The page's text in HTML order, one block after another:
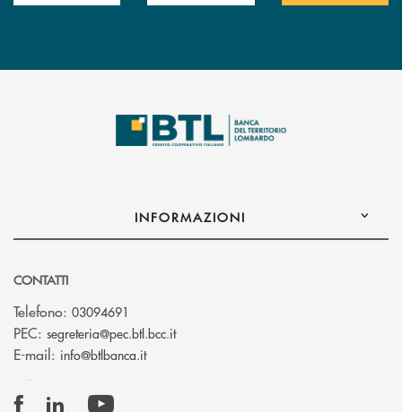
INFORMAZIONI
CONTATTI
Telefono: 03094691
PEC: segreteria@pec.btl.bcc.it(si apre l’app di posta elettronica)
E-mail: info@btlbanca.it(si apre l’app di posta elettronica)